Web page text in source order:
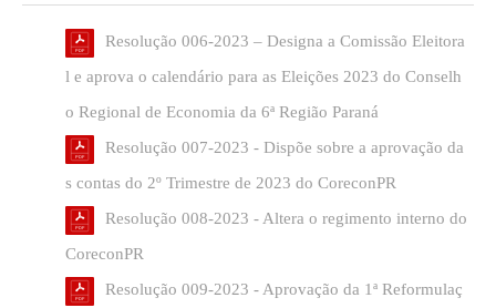
Resolução 006-2023 – Designa a Comissão Eleitora
l e aprova o calendário para as Eleições 2023 do Conselh
o Regional de Economia da 6ª Região Paraná
Resolução 007-2023 - Dispõe sobre a aprovação da
s contas do 2º Trimestre de 2023 do CoreconPR
Resolução 008-2023 - Altera o regimento interno do
CoreconPR
Resolução 009-2023 - Aprovação da 1ª Reformulaç